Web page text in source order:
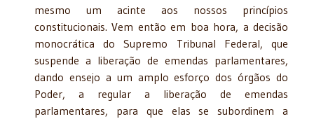
mesmo um acinte aos nossos princípios
constitucionais. Vem então em boa hora, a decisão
monocrática do Supremo Tribunal Federal, que
suspende a liberação de emendas parlamentares,
dando ensejo a um amplo esforço dos órgãos do
Poder, a regular a liberação de emendas
parlamentares, para que elas se subordinem a